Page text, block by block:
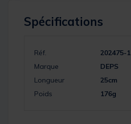
Spécifications
Réf.
202475-1
Marque
DEPS
Longueur
25cm
Poids
176g